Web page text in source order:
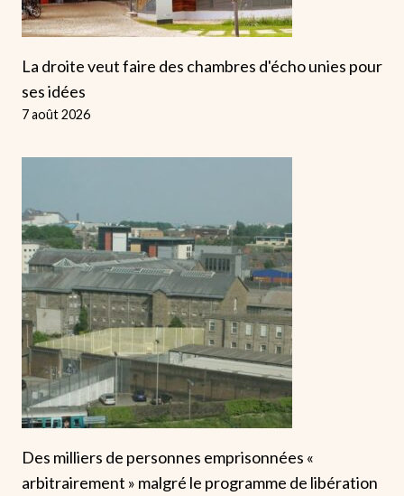
La droite veut faire des chambres d'écho unies pour
ses idées
7 août 2026
Des milliers de personnes emprisonnées «
arbitrairement » malgré le programme de libération